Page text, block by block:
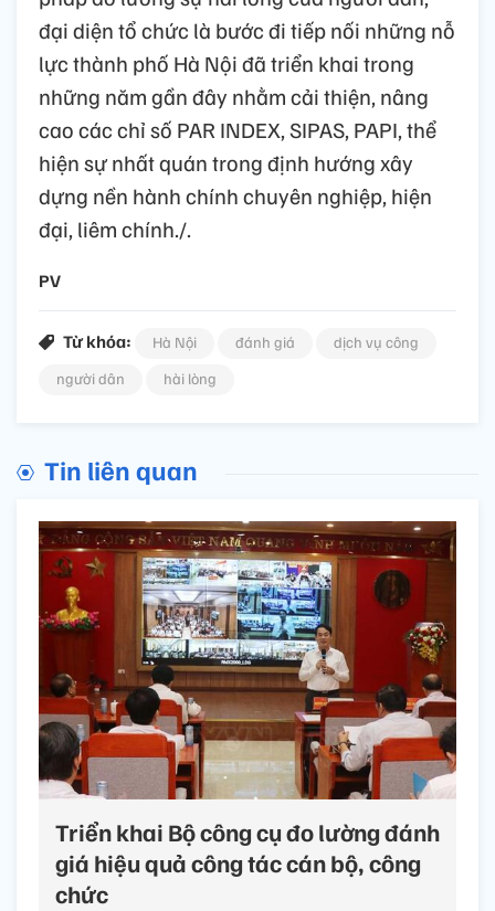
đại diện tổ chức là bước đi tiếp nối những nỗ
lực thành phố Hà Nội đã triển khai trong
những năm gần đây nhằm cải thiện, nâng
cao các chỉ số PAR INDEX, SIPAS, PAPI, thể
hiện sự nhất quán trong định hướng xây
dựng nền hành chính chuyên nghiệp, hiện
đại, liêm chính./.
PV
Từ khóa: Hà Nội đánh giá
dịch vụ công
người dân
hài lòng
Tin liên quan
Triển khai Bộ công cụ đo lường đánh
giá hiệu quả công tác cán bộ, công
chức